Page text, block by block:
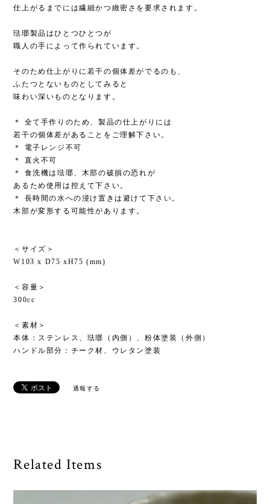
仕上がるまでには繊細かつ緻密さを要求されます。
琺瑯製品はひとつひとつが
職人の手によって作られています。
そのため仕上がりに若干の個体差がでるのも、
ふたつとないものとしてみると
味わい深いものとなります。
＊ 全て手作りのため、製品の仕上がりには
若干の個体差があることをご理解下さい。
＊ 電子レンジ不可
＊ 直火不可
＊ 食洗機は琺瑯、木部の破損の恐れが
あるため使用は控えて下さい。
＊ 長時間の水への浸け置きは避けて下さい。
木部が変形する可能性があります。
＜サイズ＞
W103 x D75 xH75 (mm)
＜容量＞
300cc
＜素材＞
本体：ステンレス、琺瑯（内側）、粉体塗装（外側）
ハンドル部分：チーク材、ウレタン塗装
通報する
Related Items